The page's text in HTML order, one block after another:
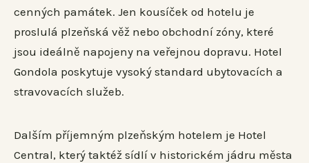
cenných památek. Jen kousíček od hotelu je
proslulá plzeňská věž nebo obchodní zóny, které
jsou ideálně napojeny na veřejnou dopravu. Hotel
Gondola poskytuje vysoký standard ubytovacích a
stravovacích služeb.
Dalším příjemným plzeňským hotelem je Hotel
Central, který taktéž sídlí v historickém jádru města